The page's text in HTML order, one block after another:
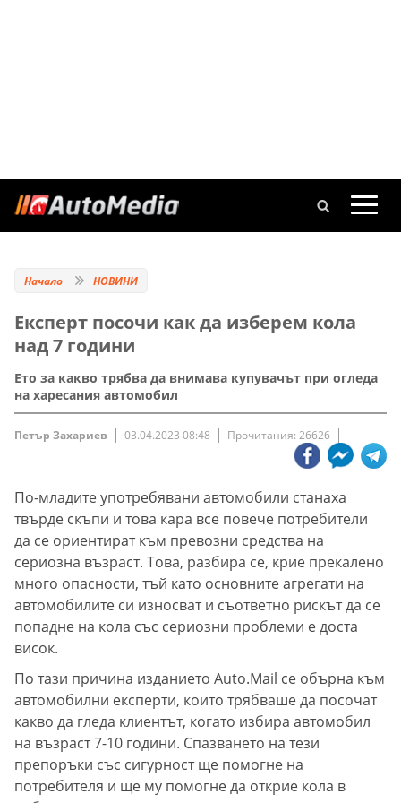
Начало НОВИНИ
Експерт посочи как да изберем кола
над 7 години
Ето за какво трябва да внимава купувачът при огледа
на харесания автомобил
Петър Захариев 03.04.2023 08:48 Прочитания: 26626
По-младите употребявани автомобили станаха
твърде скъпи и това кара все повече потребители
да се ориентират към превозни средства на
сериозна възраст. Това, разбира се, крие прекалено
много опасности, тъй като основните агрегати на
автомобилите си износват и съответно рискът да се
попадне на кола със сериозни проблеми е доста
висок.
По тази причина изданието Auto.Mail се обърна към
автомобилни експерти, които трябваше да посочат
какво да гледа клиентът, когато избира автомобил
на възраст 7-10 години. Спазването на тези
препоръки със сигурност ще помогне на
потребителя и ще му помогне да открие кола в